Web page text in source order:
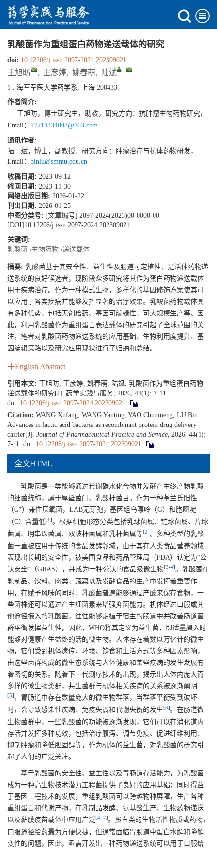
乳酸菌作为重组蛋白药物递送载体的研究
doi: 10.12206/j.issn.2097-2024.202309021
王旭昉 , 王彦婷, 姚春萌, 陆斌 ,
1 . 海军军医大学药学系, 上海 200433
作者简介:
王旭昉，博士研究生，助教，研究方向：抗肿瘤生物药物研究，
Email： 17714334003@163.com
通讯作者:
陆 斌，博士，副教授，研究方向：肿瘤治疗与抗体药物研发，
Email： binlu@smmu.edu.cn
收稿日期: 2023-09-12
修回日期: 2023-11-30
网络出版日期: 2026-01-22
刊出日期: 2026-01-25
中图分类号: [文章编号] 2097-2024(2023)00-0000-00
[DOI]10.12206/j.issn.2097-2024.202309021
关键词:
乳酸菌 /生物药物 /递送载体
摘要: 乳酸菌基于其安全性、益生性及肠道可定植性，是活体药物递
送系统的良好候选者，现阶段众多研究将其作为蛋白药物递送载体
用于疾病治疗。作为一种模式生物，多样化的基因修饰方案使其可
以应用于各类疾病并能够发挥显著的治疗效果。乳酸菌药物载体具
有多种优势，包括无创给药、基因可编辑性、可大规模生产等。因
此，利用乳酸菌作为重组蛋白表达载体的研究引起了全球范围的关
注。笔者对乳酸菌药物递送系统的应用基础、生物利用度提升、基
因编辑策略以及研究应用现状进行了归纳和总结。
English Abstract
引用本文: 王旭昉, 王彦婷, 姚春萌, 陆斌. 乳酸菌作为重组蛋白药物
递送载体的研究[J]. 药学实践与服务, 2026, 44(1): 7-11.
doi: 10.12206/j.issn.2097-2024.202309021
Citation: WANG Xufang, WANG Yanting, YAO Chunmeng, LU Bin.
Advances in lactic acid bacteria as recombinant protein drug delivery
carrier[J]. Journal of Pharmaceutical Practice and Service , 2026, 44(1):
7-11. doi: 10.12206/j.issn.2097-2024.202309021
全文HTML
乳酸菌是一类能够通过代谢碳水化合物并发酵产生终产物乳酸
的细菌统称，属于厚壁菌门、乳酸杆菌目。作为一种革兰氏阳性
（G+）兼性厌氧菌，LAB无芽孢，基因组鸟嘌呤（G）和胞嘧啶
（C）含量低[1 ]。根据细胞形态分类包括乳球菌属、链球菌属、片球
菌属、明串珠菌属、双歧杆菌属和乳杆菌属等[2]。多种类型的乳酸
菌一直被应用于传统的食品发酵领域，由于其在人类食品营养领域
表现出长期的安全性，被美国食品和药品管理局（FDA）认定为“公
认安全”（GRAS），并成为一种公认的食品级微生物[3-4]。乳酸菌在
乳制品、饮料、肉类、蔬菜以及发酵食品的生产中发挥着重要作
用，在赋予风味的同时，乳酸菌普遍能够通过产酸来保存食物，一
些菌株还可以通过产生细菌素来增强抑菌能力。机体经过口服或其
他途径摄入的乳酸菌，往往能够定植于宿主的肠道中并改善肠道菌
群平衡发挥益生性，因此，WHO将其定义为益生菌，即适量摄入时
能够对健康产生益处的活的微生物。人体存在着数以万亿计的微生
物，它们受到机体遗传、环境、饮食和生活方式等多种因素影响，
由这些菌群构成的微生态系统与人体健康和某些疾病的发生发展有
着密切的关系。随着下一代测序技术的出现，揭示出人体内庞大而
多样的微生物类群，共生菌群与机体相关疾病的关系被逐渐阐明
[5]。胃肠道中存在数量庞大的微生物群落，当群落平衡受到破坏
时，会导致感染性疾病、免疫失调和代谢失衡的发生[6]。在肠道微
生物菌群中，一些乳酸菌的功能被逐渐发现，它们可以在消化道内
存活并发挥多种功效，包括治疗腹泻、调节免疫、促进纤维利用、
抑制肿瘤和降低胆固醇等，作为机体的益生菌，对乳酸菌的研究引
起了人们的广泛关注。
基于乳酸菌的安全性、益生性以及胃肠道存活能力，为乳酸菌
成为一种高生物技术潜力工程菌提供了良好的应用基础；同时得益
于基因工程技术的发展，重组乳酸菌可以跨越物种屏障，生产各种
重组蛋白和代谢产物，在乳制品发酵、氨基酸生产、生物药物递送
以及黏膜疫苗载体中应用广泛[4 7]。蛋白类的生物活性物质或药物，
口服途径给药最为方便快捷，但通常面临胃肠道中蛋白水解和降解
变性的问题，因此，亟需开发出一种药物递送系统可以用于口服给